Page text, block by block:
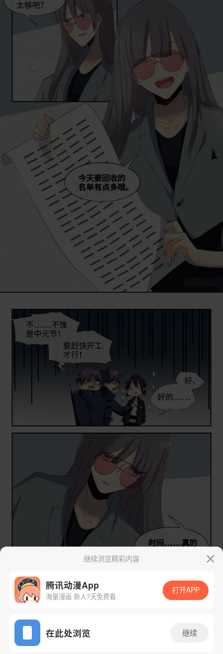
App免费看
下一话
继续浏览精彩内容
腾讯动漫App
海量漫画 新人7天免费看
打开APP
在此处浏览 继续